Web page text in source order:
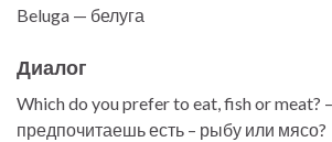
Beluga — белуга
Диалог
Which do you prefer to eat, fish or meat?
предпочитаешь есть – рыбу или мясо?